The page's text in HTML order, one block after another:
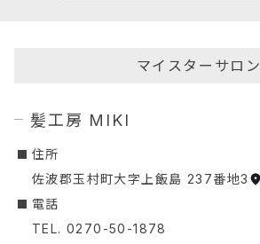
マイスターサロン
髪工房 MIKI
︎住所
佐波郡玉村町大字上飯島 237番地3
︎電話
TEL. 0270-50-1878